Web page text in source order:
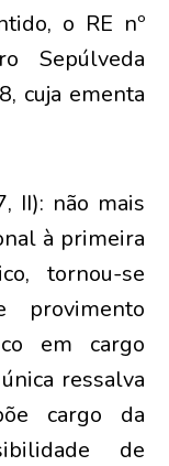
o RE nº
Sepúlveda
cuja ementa
II): não mais
à primeira
tornou-se
em cargo
ressalva
cargo da
de